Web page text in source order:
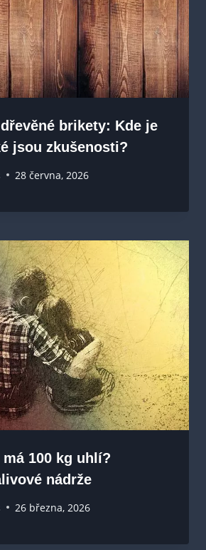
brikety: Kde je
jsou zkušenosti?
28 června, 2026
100 kg uhlí?
nádrže
26 března, 2026